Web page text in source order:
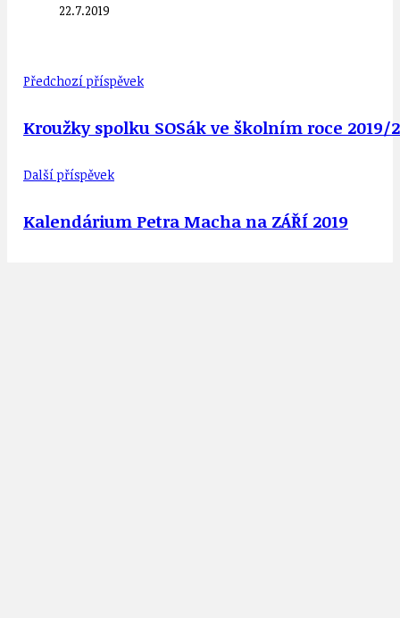
22.7.2019
Předchozí příspěvek
Kroužky spolku SOSák ve školním roce
Další příspěvek
Kalendárium Petra Macha na ZÁŘÍ 2019